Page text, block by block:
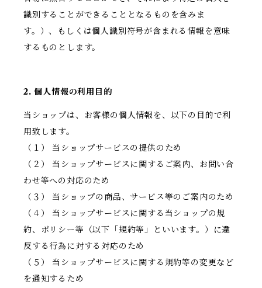
識別することができることとなるものを含みま
す。）、もしくは個人識別符号が含まれる情報を意味
するものとします。
2. 個人情報の利用目的
当ショップは、お客様の個人情報を、以下の目的で利
用致します。
（１） 当ショップサービスの提供のため
（２） 当ショップサービスに関するご案内、お問い合
わせ等への対応のため
（３） 当ショップの商品、サービス等のご案内のため
（４） 当ショップサービスに関する当ショップの規
約、ポリシー等（以下「規約等」といいます。）に違
反する行為に対する対応のため
（５） 当ショップサービスに関する規約等の変更など
を通知するため